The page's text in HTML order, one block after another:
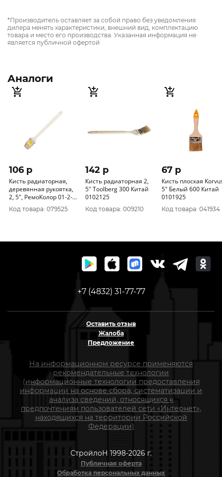
*Производитель оставляет за собой право без уведомления
дилера менять характеристики, внешний вид, комплектацию
товара и место его производства. Указанная информация не
является публичной офертой
Аналоги
106 p
Кисть радиаторная,
деревянная рукоятка,
2, 5", РемоКолор 01-2-
025 (упак. 12 шт)
Код товара: 079525
142 p
Кисть радиаторная 2,
5" Toolberg 300 Китай
0102125
Код товара: 009210
67 p
Кисть плоская
5" Белый 600 Китай
0101925
Код товара: 041934
+7 (4832) 31-77-77
Оставить отзыв
Жалоба
Предложение
На информационном ресурсе применяются
рекомендательные технологии
(информационные технологии предоставления
информации на основе сбора, систематизации и
анализа сведений, относящихся к
предпочтениям пользователей сети «Интернет»,
находящихся на территории Российской
Федерации)
СтройлоН 1998-2026 г.
Публичная оферта
Обработка персональных данных